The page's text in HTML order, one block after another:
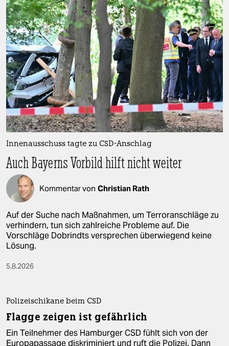
Innenausschuss tagte zu CSD-Anschlag
Auch Bayerns Vorbild hilft nicht weiter
Kommentar von Christian Rath
Auf der Suche nach Maßnahmen, um Terroranschläge zu
verhindern, tun sich zahlreiche Probleme auf. Die
Vorschläge Dobrindts versprechen überwiegend keine
Lösung.
5.8.2026
Polizeischikane beim CSD
Flagge zeigen ist gefährlich
Ein Teilnehmer des Hamburger CSD fühlt sich von der
Europapassage diskriminiert und ruft die Polizei. Dann